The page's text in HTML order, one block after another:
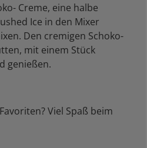
Creme, eine halbe
Ice in den Mixer
Den cremigen Schoko-
mit einem Stück
genießen.
Viel Spaß beim